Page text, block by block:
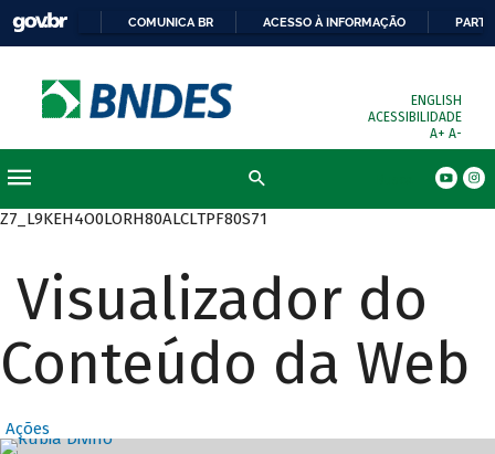
COMUNICA BR ACESSO À INFORMAÇÃO
ENGLISH
ACESSIBILIDADE
A+ A-
Z7_L9KEH4O0LORH80ALCLTPF80S71
Visualizador do
Conteúdo da Web
Ações